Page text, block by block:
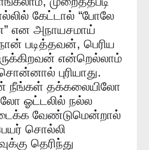
கேட்டால் “போலே
” என அநாயசமாய்
படித்தவன், பெரிய
என்றெல்லாம்
புரியாது.
நீங்கள் தக்கலையிலோ
ஓட்டலில் நல்ல
வேண்டுமென்றால்
சொல்லி
தெரிந்து